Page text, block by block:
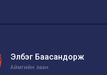
Элбэг Баасандорж
Аймгийн заан